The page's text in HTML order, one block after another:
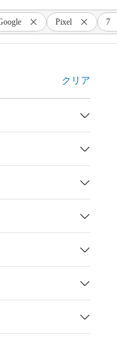
Pixel 7
クリア